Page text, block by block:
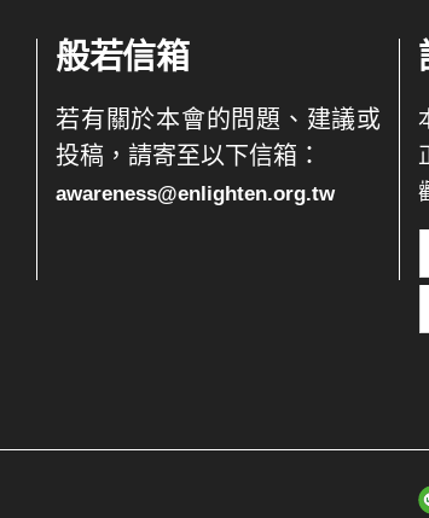
般若信箱
若有關於本會的問題、建議或
投稿，請寄至以下信箱：
awareness@enlighten.org.tw